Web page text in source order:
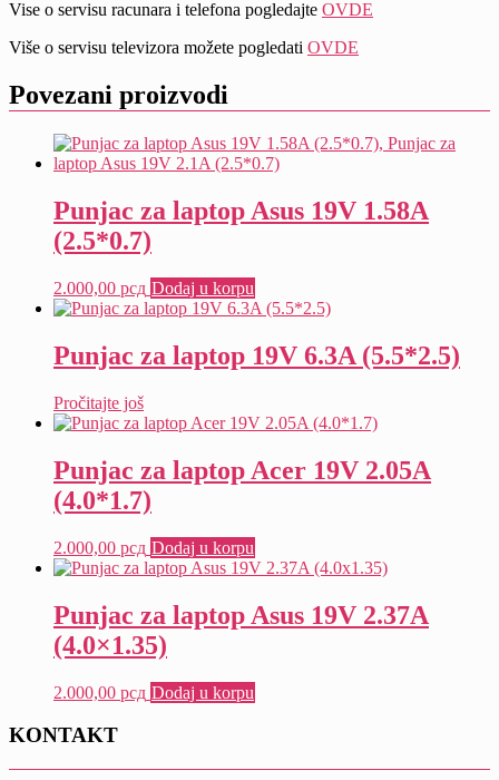
Vise o servisu racunara i telefona pogledajte OVDE
Više o servisu televizora možete pogledati OVDE
Povezani proizvodi
Punjac za laptop Asus 19V 1.58A
(2.5*0.7)
2.000,00 рсд Dodaj u korpu
Punjac za laptop 19V 6.3A (5.5*2.5)
Pročitajte još
Punjac za laptop Acer 19V 2.05A
(4.0*1.7)
2.000,00 рсд Dodaj u korpu
Punjac za laptop Asus 19V 2.37A
(4.0×1.35)
2.000,00 рсд Dodaj u korpu
KONTAKT